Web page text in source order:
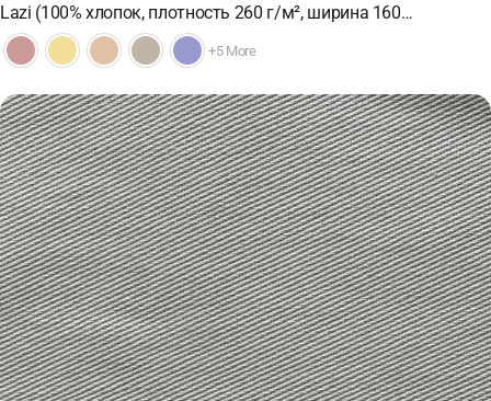
Lazi (100% хлопок, плотность 260 г/м², ширина 160…
+5 More